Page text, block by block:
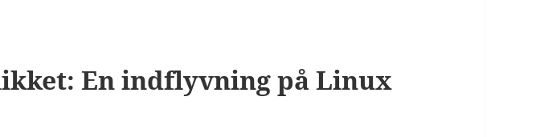
En indflyvning på Linux